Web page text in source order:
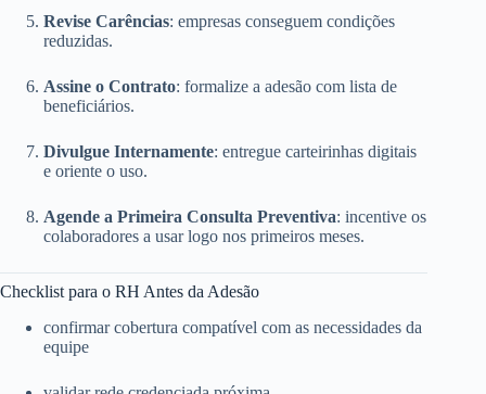
Revise Carências: empresas conseguem condições
reduzidas.
Assine o Contrato: formalize a adesão com lista de
beneficiários.
Divulgue Internamente: entregue carteirinhas digitais
e oriente o uso.
Agende a Primeira Consulta Preventiva: incentive os
colaboradores a usar logo nos primeiros meses.
Checklist para o RH Antes da Adesão
confirmar cobertura compatível com as necessidades da
equipe